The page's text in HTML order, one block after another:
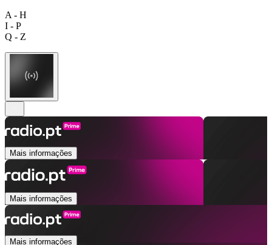
A - H
I - P
Q - Z
Mais informações
Mais informações
Mais informações